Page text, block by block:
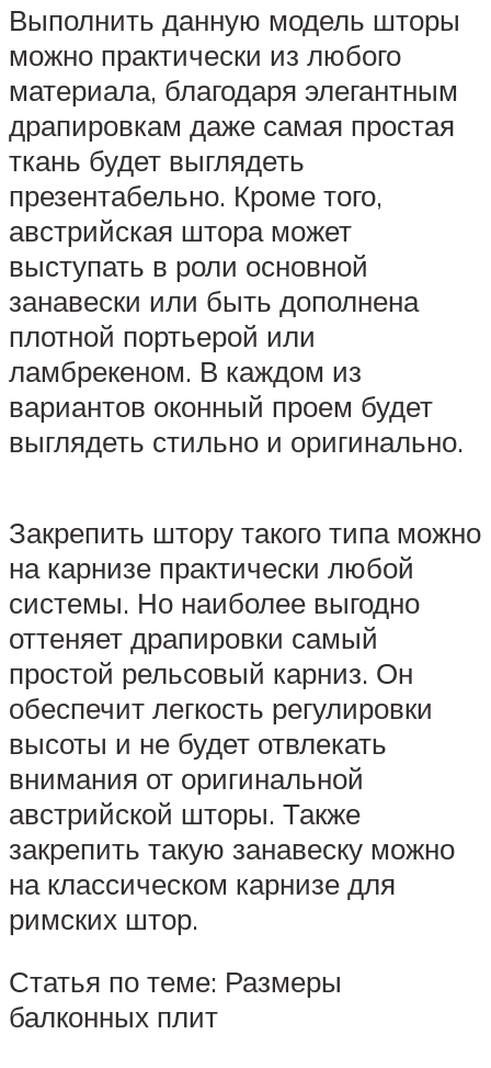
Выполнить данную модель шторы
можно практически из любого
материала, благодаря элегантным
драпировкам даже самая простая
ткань будет выглядеть
презентабельно. Кроме того,
австрийская штора может
выступать в роли основной
занавески или быть дополнена
плотной портьерой или
ламбрекеном. В каждом из
вариантов оконный проем будет
выглядеть стильно и оригинально.
Закрепить штору такого типа можно
на карнизе практически любой
системы. Но наиболее выгодно
оттеняет драпировки самый
простой рельсовый карниз. Он
обеспечит легкость регулировки
высоты и не будет отвлекать
внимания от оригинальной
австрийской шторы. Также
закрепить такую занавеску можно
на классическом карнизе для
римских штор.
Статья по теме: Размеры
балконных плит